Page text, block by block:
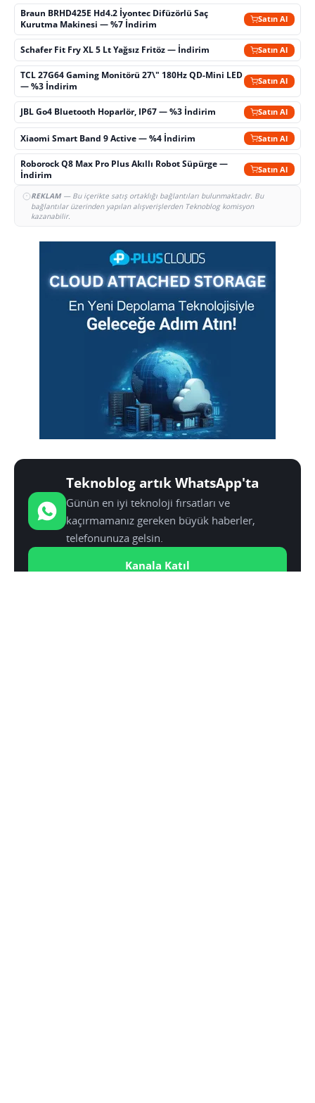
Braun BRHD425E Hd4.2 İyontec Difüzörlü Saç
Kurutma Makinesi — %7 İndirim
Satın Al
Schafer Fit Fry XL 5 Lt Yağsız Fritöz — İndirim Satın Al
TCL 27G64 Gaming Monitörü 27\" 180Hz QD-Mini LED
— %3 İndirim
Satın Al
JBL Go4 Bluetooth Hoparlör, IP67 — %3 İndirim Satın Al
Xiaomi Smart Band 9 Active — %4 İndirim Satın Al
Roborock Q8 Max Pro Plus Akıllı Robot Süpürge —
İndirim
Satın Al
REKLAM— Bu içerikte satış ortaklığı bağlantıları bulunmaktadır. Bu
bağlantılar üzerinden yapılan alışverişlerden Teknoblog komisyon
kazanabilir.
Teknoblog artık WhatsApp'ta
Günün en iyi teknoloji fırsatları ve
kaçırmamanız gereken büyük haberler,
telefonunuza gelsin.
Kanala Katıl